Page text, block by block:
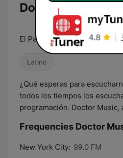
Doctor Music live
El Paraíso Musical!
Latino
¿Qué esperas para
todos los tiempos los
programación. Doctor Music,
Frequencies Doctor
New York City: 99.0 FM